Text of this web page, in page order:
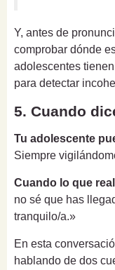
Y, antes de
comprobar dónde
adolescentes
para detectar
5. Cuando
Tu adolescente
Siempre
Cuando lo que
no sé que has
tranquilo/a.»
En esta
hablando de dos